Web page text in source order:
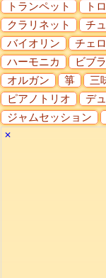
トランペット
ト
クラリネット
チ
バイオリン
チェロ
ハーモニカ
ビブ
オルガン
箏 三
ピアノトリオ
デ
ジャムセッション
✕